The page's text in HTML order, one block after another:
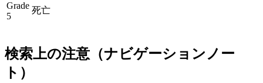
Grade
5
死亡
検索上の注意（ナビゲーションノー
ト）